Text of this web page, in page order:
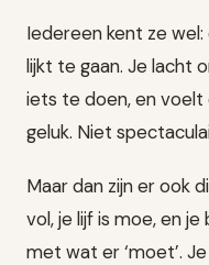
Iedereen kent ze
lijkt te gaan. Je lacht
iets te doen, en voelt
geluk. Niet
Maar dan zijn er ook
vol, je lijf is moe, en
met wat er ‘moet’.